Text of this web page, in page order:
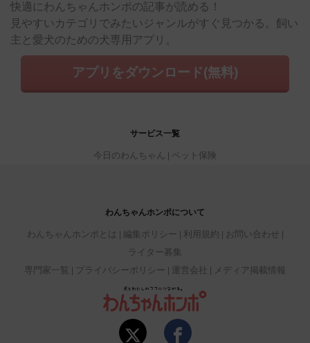
快適にわんちゃんホンポの記事が読める！
見やすいカテゴリでみたいジャンルがすぐ見つかる。飼い
主と愛犬のための犬専用アプリ。
アプリをダウンロード(無料)
サービス一覧
今日のわんちゃん ペット保険
わんちゃんホンポについて
わんちゃんホンポとは 編集ポリシー 利用規約
お問い合わせ
ライター募集
専門家一覧
プライバシーポリシー 運営会社 メディア掲載情報